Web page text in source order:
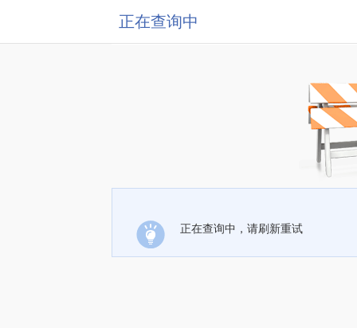
正在查询中
正在查询中，请刷新重试